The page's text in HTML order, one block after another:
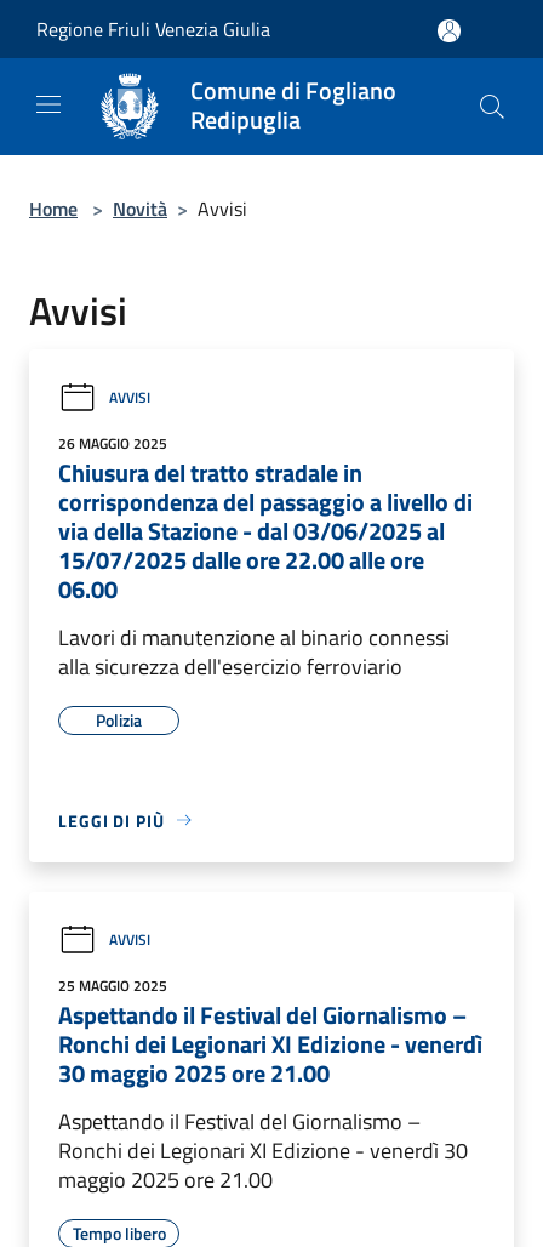
Regione Friuli Venezia Giulia
Comune di Fogliano
Redipuglia
Home > Novità > Avvisi
Avvisi
AVVISI
26 MAGGIO 2025
Chiusura del tratto stradale in
corrispondenza del passaggio a livello di
via della Stazione - dal 03/06/2025 al
15/07/2025 dalle ore 22.00 alle ore
06.00
Lavori di manutenzione al binario connessi
alla sicurezza dell'esercizio ferroviario
Polizia
LEGGI DI PIÙ
AVVISI
25 MAGGIO 2025
Aspettando il Festival del Giornalismo –
Ronchi dei Legionari XI Edizione - venerdì
30 maggio 2025 ore 21.00
Aspettando il Festival del Giornalismo –
Ronchi dei Legionari XI Edizione - venerdì 30
maggio 2025 ore 21.00
Tempo libero